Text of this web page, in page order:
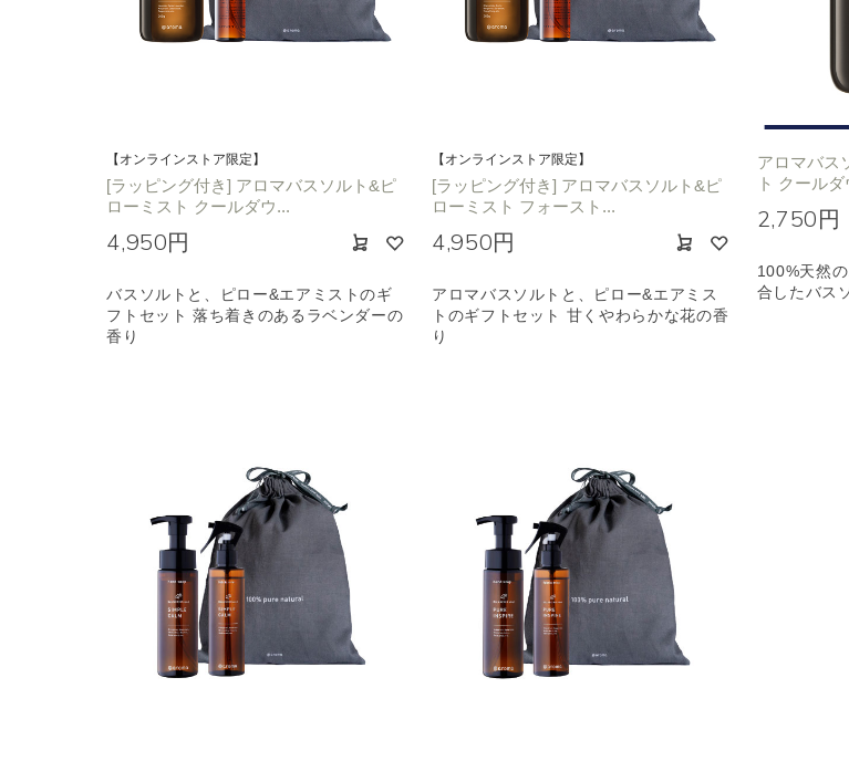
【オンラインストア限定】
[ラッピング付き] アロマバスソルト&ピ
ローミスト クールダウ...
4,950円
バスソルトと、ピロー&エアミストのギ
フトセット 落ち着きのあるラベンダーの
香り
【オンラインストア限定】
[ラッピング付き] アロマバスソルト&ピ
ローミスト フォースト...
4,950円
アロマバスソルトと、ピロー&エアミス
トのギフトセット 甘くやわらかな花の香
り
アロマバス
ト クールダ
2,750円
100%天然
合したバス